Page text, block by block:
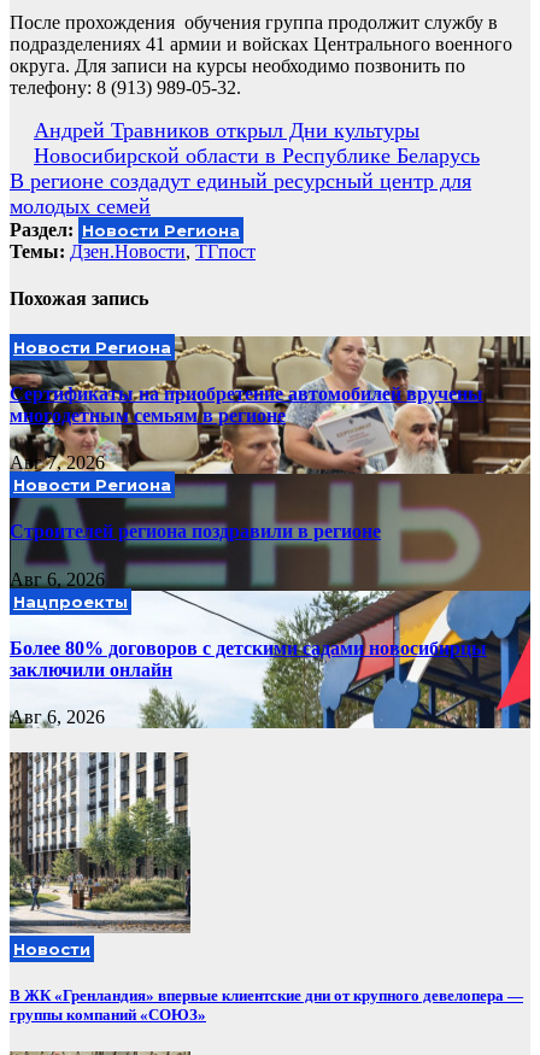
После прохождения обучения группа продолжит службу в
подразделениях 41 армии и войсках Центрального военного
округа. Для записи на курсы необходимо позвонить по
телефону: 8 (913) 989-05-32.
Навигация
по
записям
Андрей Травников открыл Дни культуры
Новосибирской области в Республике Беларусь
В регионе создадут единый ресурсный центр для
молодых семей
Раздел: Новости Региона
Темы: Дзен.Новости, ТГпост
Похожая запись
Новости Региона
Сертификаты на приобретение автомобилей вручены
многодетным семьям в регионе
Авг 7, 2026
Новости Региона
Строителей региона поздравили в регионе
Авг 6, 2026
Нацпроекты
Более 80% договоров с детскими садами новосибирцы
заключили онлайн
Авг 6, 2026
Новости
В ЖК «Гренландия» впервые клиентские дни от крупного девелопера —
группы компаний «СОЮЗ»